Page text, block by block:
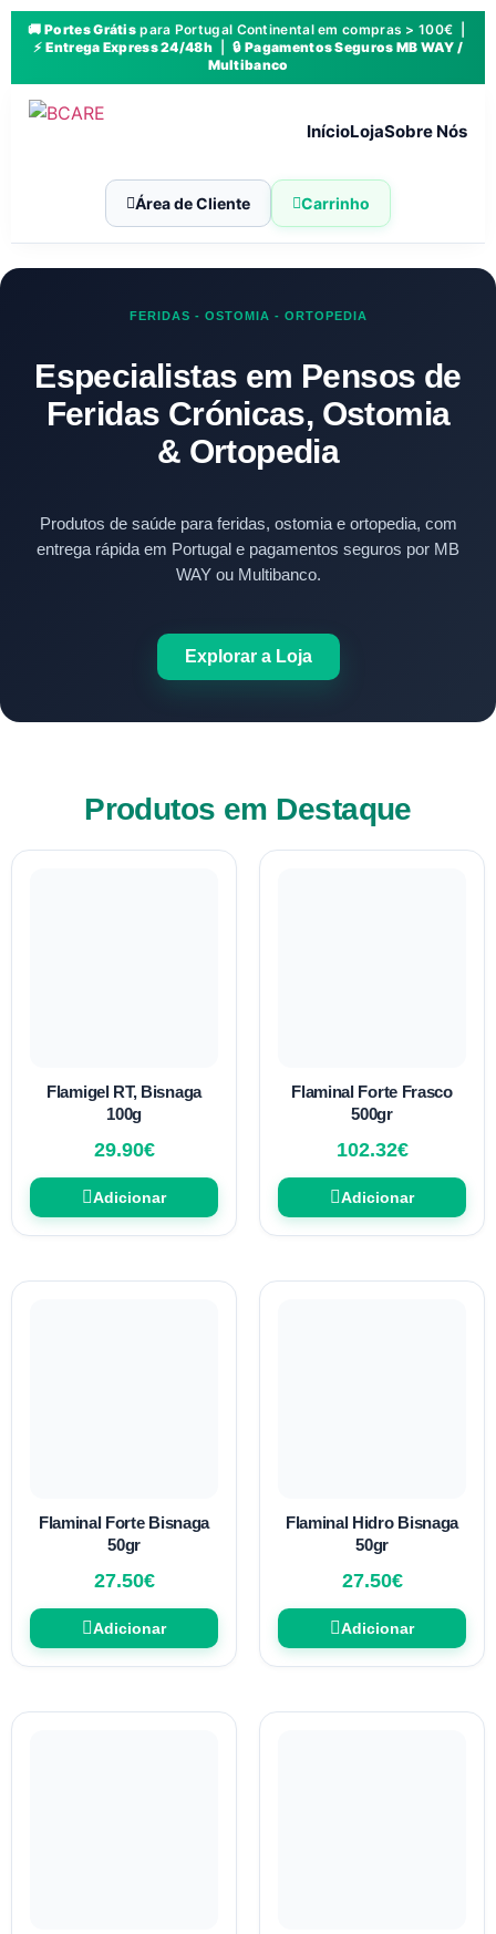
🚚Portes Grátis para Portugal Continental em compras > 100€ |
⚡Entrega Express 24/48h | 🔒Pagamentos Seguros MB WAY /
Multibanco
InícioLojaSobre Nós
Área de Cliente Carrinho
FERIDAS - OSTOMIA - ORTOPEDIA
Especialistas em Pensos de
Feridas Crónicas, Ostomia
& Ortopedia
Produtos de saúde para feridas, ostomia e ortopedia, com
entrega rápida em Portugal e pagamentos seguros por MB
WAY ou Multibanco.
Explorar a Loja
Produtos em Destaque
Flamigel RT, Bisnaga
100g
29.90€
Adicionar
Flaminal Forte Frasco
500gr
102.32€
Adicionar
Flaminal Forte Bisnaga
50gr
27.50€
Adicionar
Flaminal Hidro Bisnaga
50gr
27.50€
Adicionar